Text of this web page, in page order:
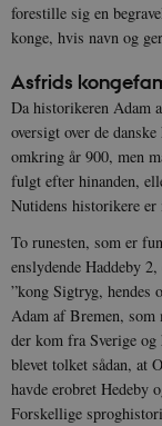
forestille sig en
konge, hvis navn og
Asfrids
Da historikeren Adam
oversigt over de
omkring år 900, men
fulgt efter hinanden,
Nutidens historikere
To runesten, som er
enslydende Haddeby
”kong Sigtryg, hendes
Adam af Bremen, som
der kom fra Sverige
blevet tolket sådan, at
havde erobret Hedeby
Forskellige